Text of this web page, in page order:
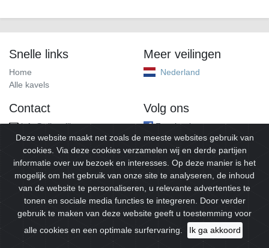
Snelle links
Home
Alle kavels
Meer veilingen
Nederland
Contact
info@alleveilingen.net
Volg ons
Facebook
© 2026Alleveilingen.Alle rechten voorbehouden.
Deze website maakt net zoals de meeste websites gebruik van
cookies. Via deze cookies verzamelen wij en derde partijen
informatie over uw bezoek en interesses. Op deze manier is het
mogelijk om het gebruik van onze site te analyseren, de inhoud
van de website te personaliseren, u relevante advertenties te
tonen en sociale media functies te integreren. Door verder
gebruik te maken van deze website geeft u toestemming voor
alle cookies en een optimale surfervaring.
Ik ga akkoord